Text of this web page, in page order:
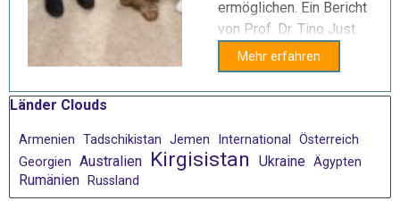
ermöglichen. Ein Bericht
von Prof. Dr. Tino Just.
Mehr erfahren
Block überspringen Länder Clouds
Länder Clouds
Armenien Tadschikistan Jemen International
Österreich
Georgien Australien Kirgisistan Ukraine Ägypten
Rumänien Russland